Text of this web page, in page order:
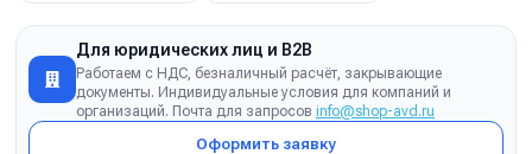
Для юридических лиц и B2B
Работаем с НДС, безналичный расчёт, закрывающие
документы. Индивидуальные условия для компаний и
организаций. Почта для запросов info@shop-avd.ru
Оформить заявку